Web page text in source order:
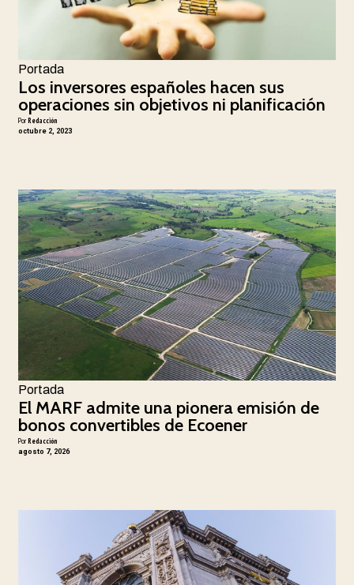
Portada
Los inversores españoles hacen sus
operaciones sin objetivos ni planificación
PorRedacción
octubre 2, 2023
Portada
El MARF admite una pionera emisión de
bonos convertibles de Ecoener
PorRedacción
agosto 7, 2026